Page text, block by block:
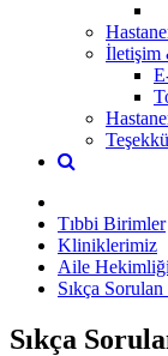
İletişim
Tıbbi Birimler
Kliniklerimiz
Aile Hekimliği
Sıkça
Sıkça